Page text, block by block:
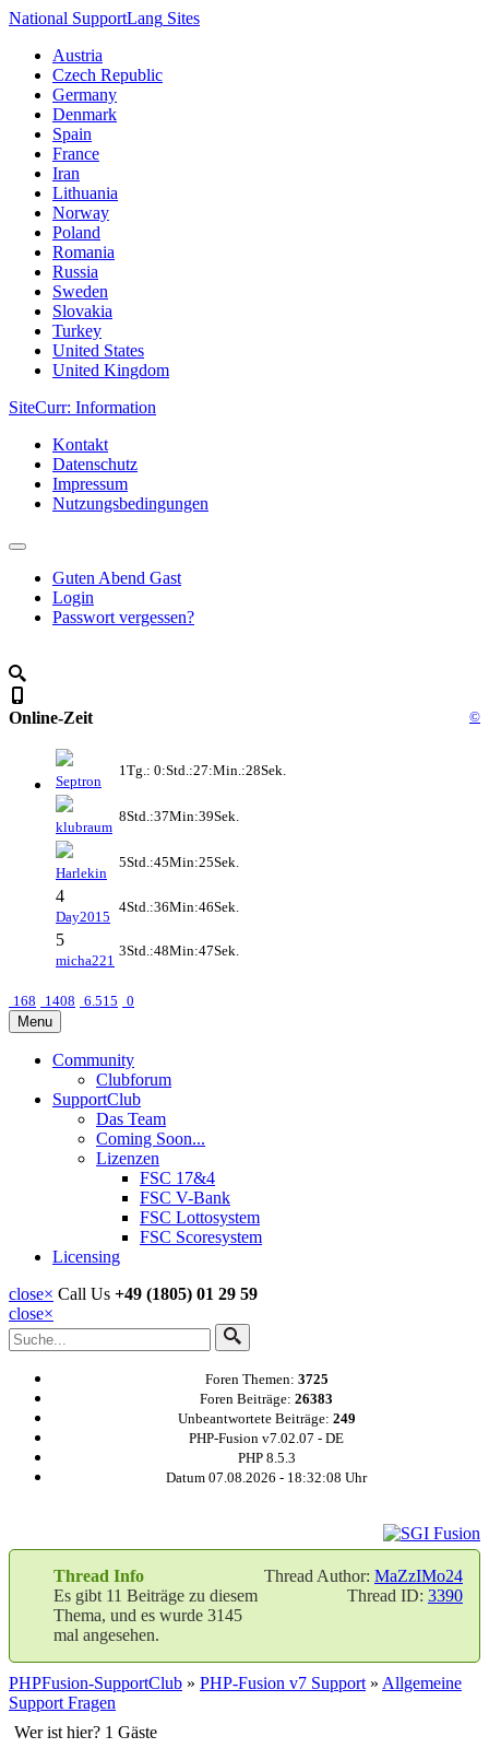
National SupportLang Sites
Austria
Czech Republic
Germany
Denmark
Spain
France
Iran
Lithuania
Norway
Poland
Romania
Russia
Sweden
Slovakia
Turkey
United States
United Kingdom
SiteCurr: Information
Kontakt
Datenschutz
Impressum
Nutzungsbedingungen
Guten Abend Gast
Login
Passwort vergessen?
Online-Zeit ©
Septron
1Tg.: 0:Std.:27:Min.:28Sek.
klubraum
8Std.:37Min:39Sek.
Harlekin
5Std.:45Min:25Sek.
4
Day2015
4Std.:36Min:46Sek.
5
micha221
3Std.:48Min:47Sek.
168 1408 6.515 0
Menu
Community
Clubforum
SupportClub
Das Team
Coming Soon...
Lizenzen
FSC 17&4
FSC V-Bank
FSC Lottosystem
FSC Scoresystem
Licensing
close× Call Us +49 (1805) 01 29 59
close×
Foren Themen: 3725
Foren Beiträge: 26383
Unbeantwortete Beiträge: 249
PHP-Fusion v7.02.07 - DE
PHP 8.5.3
Datum 07.08.2026 - 18:32:09 Uhr
Thread Author: MaZzIMo24
Thread ID: 3390
Thread Info
Es gibt 11 Beiträge zu diesem
Thema, und es wurde 3145
mal angesehen.
PHPFusion-SupportClub » PHP-Fusion v7 Support » Allgemeine
Support Fragen
Wer ist hier? 1 Gäste